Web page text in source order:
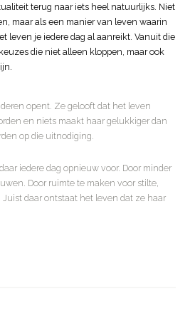
terug naar iets heel natuurlijks. Niet
maar als een manier van leven waarin
leven je iedere dag al aanreikt. Vanuit die
die niet alleen kloppen, maar ook
opent. Ze gelooft dat het leven
en niets maakt haar gelukkiger dan
op die uitnodiging.
iedere dag opnieuw voor. Door minder
Door ruimte te maken voor stilte,
daar ontstaat het leven dat ze haar